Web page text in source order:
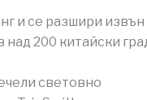
и се разшири извън
200 китайски
световно